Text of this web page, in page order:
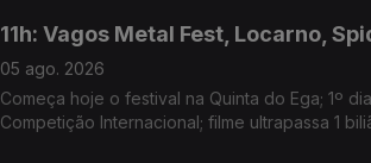
11h: Vagos Metal Fest, Locarno,
05 ago. 2026
Começa hoje o festival na Quinta do Ega; 1º
Competição Internacional; filme ultrapassa 1